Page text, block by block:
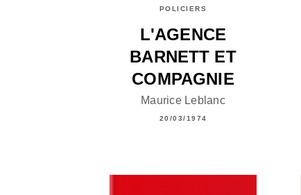
POLICIERS
L'AGENCE
BARNETT ET
COMPAGNIE
Maurice Leblanc
20/03/1974